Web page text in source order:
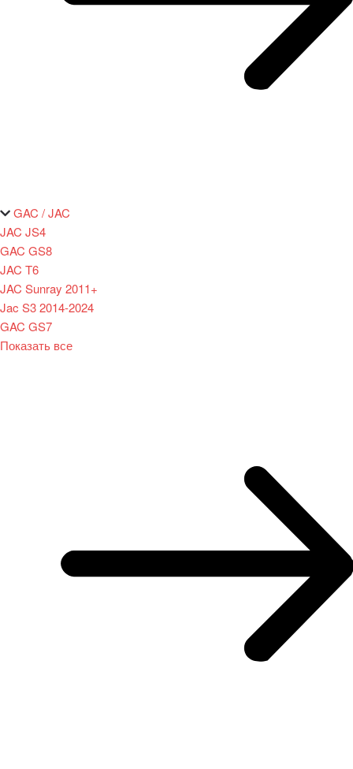
GAC / JAC
JAC JS4
GAC GS8
JAC T6
JAC Sunray 2011+
Jac S3 2014-2024
GAC GS7
Показать все